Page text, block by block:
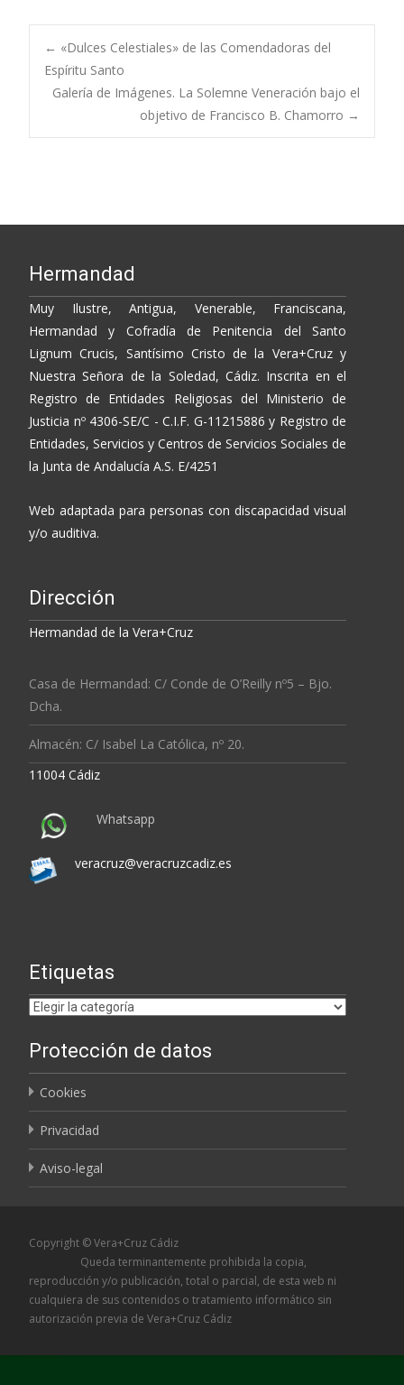
e
b
o
o
k
itt
er
p
y
Li
n
k
m
p
ar
ti
r
Post
navigation
← «Dulces Celestiales» de las Comendadoras del
Espíritu Santo
Galería de Imágenes. La Solemne Veneración bajo el
objetivo de Francisco B. Chamorro →
Hermandad
Muy Ilustre, Antigua, Venerable, Franciscana,
Hermandad y Cofradía de Penitencia del Santo
Lignum Crucis, Santísimo Cristo de la Vera+Cruz y
Nuestra Señora de la Soledad, Cádiz. Inscrita en el
Registro de Entidades Religiosas del Ministerio de
Justicia nº 4306-SE/C - C.I.F. G-11215886 y Registro de
Entidades, Servicios y Centros de Servicios Sociales de
la Junta de Andalucía A.S. E/4251
Web adaptada para personas con discapacidad visual
y/o auditiva.
Dirección
Hermandad de la Vera+Cruz
Casa de Hermandad: C/ Conde de O’Reilly nº5 – Bjo.
Dcha.
Almacén: C/ Isabel La Católica, nº 20.
11004 Cádiz
Whatsapp
veracruz@veracruzcadiz.es
Etiquetas
Etiquetas
Protección de datos
Cookies
Privacidad
Aviso-legal
Copyright © Vera+Cruz Cádiz
Queda terminantemente prohibida la copia,
reproducción y/o publicación, total o parcial, de esta web ni
cualquiera de sus contenidos o tratamiento informático sin
autorización previa de Vera+Cruz Cádiz